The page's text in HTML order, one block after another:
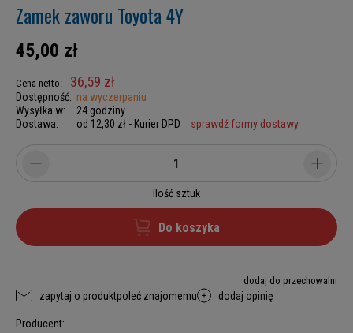
Zamek zaworu Toyota 4Y
45,00 zł
Cena netto: 36,59 zł
Dostępność: na wyczerpaniu
Wysyłka w:
24 godziny
Dostawa:
od 12,30 zł - Kurier DPD sprawdź formy dostawy
Ilość sztuk
Do koszyka
dodaj do przechowalni
zapytaj o produktpoleć znajomemu dodaj opinię
Producent: